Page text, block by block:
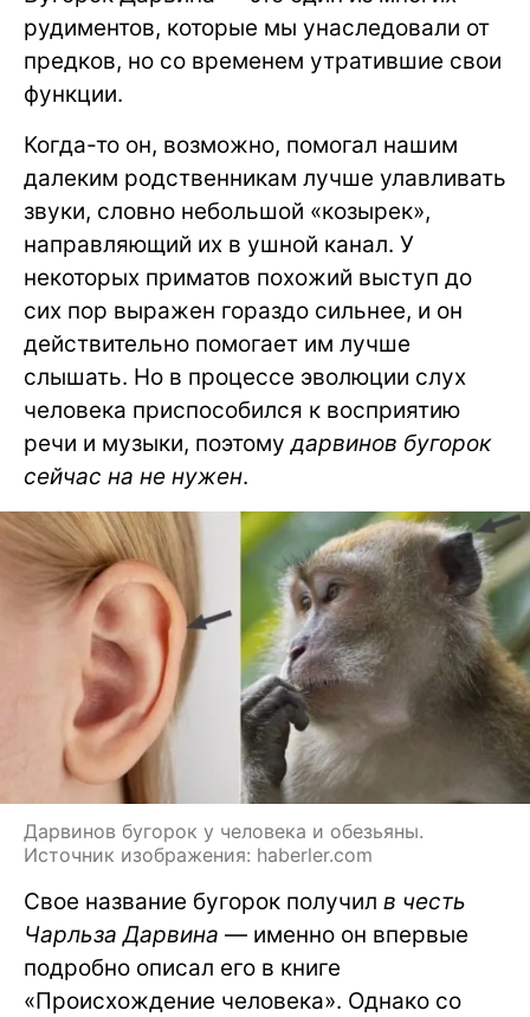
рудиментов, которые мы унаследовали от
предков, но со временем утратившие свои
функции.
Когда-то он, возможно, помогал нашим
далеким родственникам лучше улавливать
звуки, словно небольшой «козырек»,
направляющий их в ушной канал. У
некоторых приматов похожий выступ до
сих пор выражен гораздо сильнее, и он
действительно помогает им лучше
слышать. Но в процессе эволюции слух
человека приспособился к восприятию
речи и музыки, поэтомударвинов бугорок
сейчас на не нужен.
Дарвинов бугорок у человека и обезьяны.
Источник изображения: haberler.com
Свое название бугорок получил в честь
Чарльза Дарвина — именно он впервые
подробно описал его в книге
«Происхождение человека». Однако со